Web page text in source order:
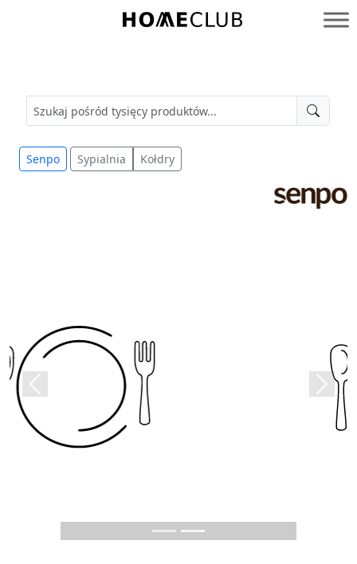
Homeclub
Senpo Sypialnia Kołdry
Previous Next